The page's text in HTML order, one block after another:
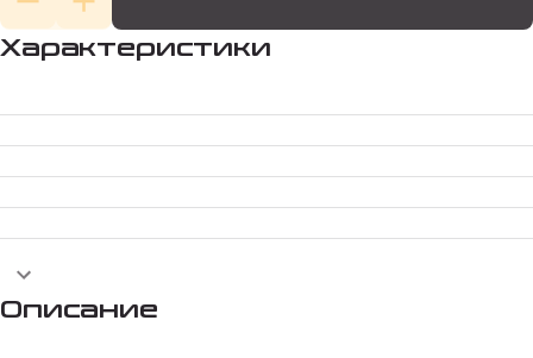
Характеристики
Описание